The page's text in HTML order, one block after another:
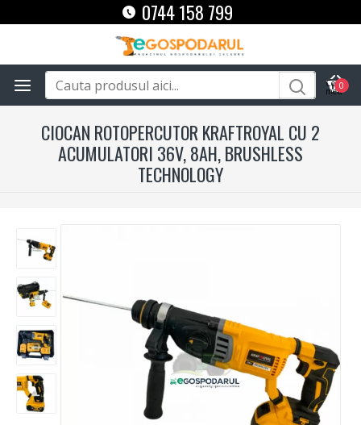
0744 158 799
0
CIOCAN ROTOPERCUTOR KRAFTROYAL CU 2
ACUMULATORI 36V, 8AH, BRUSHLESS
TECHNOLOGY